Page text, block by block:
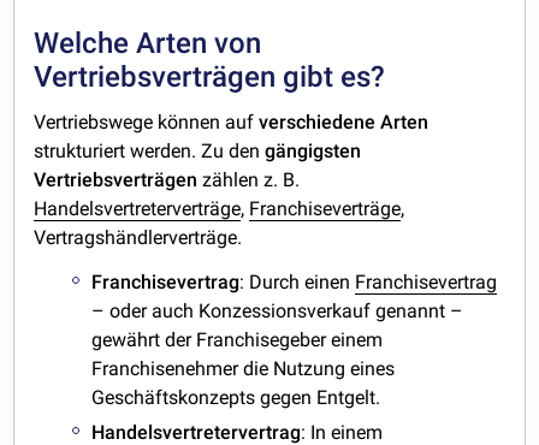
Welche Arten von
Vertriebsverträgen gibt es?
Vertriebswege können aufverschiedene Arten
strukturiert werden. Zu dengängigsten
Vertriebsverträgen zählen z. B.
Handelsvertreterverträge, Franchiseverträge,
Vertragshändlerverträge.
Franchisevertrag: Durch einen Franchisevertrag
– oder auch Konzessionsverkauf genannt –
gewährt der Franchisegeber einem
Franchisenehmer die Nutzung eines
Geschäftskonzepts gegen Entgelt.
Handelsvertretervertrag: In einem